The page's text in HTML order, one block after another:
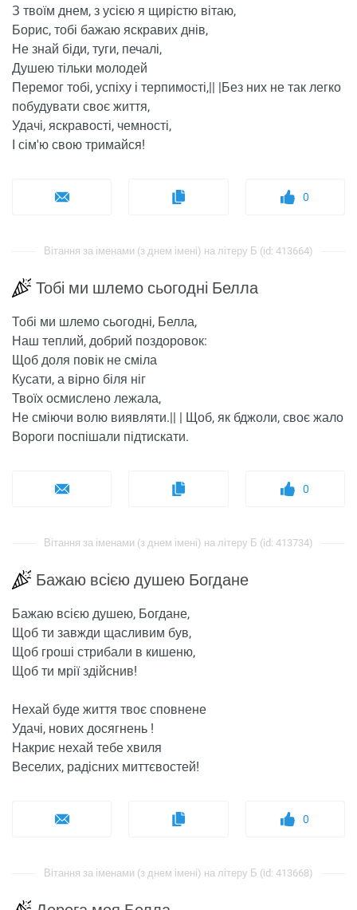
З твоїм днем, з усією я щирістю вітаю,
Борис, тобі бажаю яскравих днів,
Не знай біди, туги, печалі,
Душею тільки молодей
Перемог тобі, успіху і терпимості,|| |Без них не так легко
побудувати своє життя,
Удачі, яскравості, чемності,
І сім'ю свою тримайся!
0
Вітання за іменами (з днем ​​імені) на літеру Б (id: 413664)
Тобі ми шлемо сьогодні Белла
Тобі ми шлемо сьогодні, Белла,
Наш теплий, добрий поздоровок:
Щоб доля повік не сміла
Кусати, а вірно біля ніг
Твоїх осмислено лежала,
Не сміючи волю виявляти.|| | Щоб, як бджоли, своє жало
Вороги поспішали підтискати.
0
Вітання за іменами (з днем ​​імені) на літеру Б (id: 413734)
Бажаю всією душею Богдане
Бажаю всією душею, Богдане,
Щоб ти завжди щасливим був,
Щоб гроші стрибали в кишеню,
Щоб ти мрії здійснив!
Нехай буде життя твоє сповнене
Удачі, нових досягнень !
Накриє нехай тебе хвиля
Веселих, радісних миттєвостей!
0
Вітання за іменами (з днем ​​імені) на літеру Б (id: 413668)